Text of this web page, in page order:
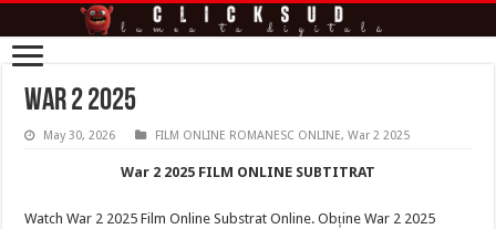
War 2 2025
May 30, 2026 FILM ONLINE ROMANESC ONLINE,War 2 2025
War 2 2025 FILM ONLINE SUBTITRAT
Watch War 2 2025 Film Online Substrat Online. Obține War 2 2025